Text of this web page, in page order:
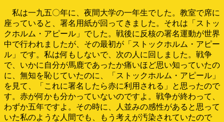
私は一九五〇年に、夜間大学の一年生でした。教室で席に
座っていると、署名用紙が回ってきました。それは「ストッ
クホルム・アピール」でした。戦後に反核の署名運動が世界
中で行われましたが、その最初が「ストックホルム・アピー
ル」です。私は何もしないで、次の人に回しました。戦争
で、いかに自分が馬鹿であったか痛いほど思い知っていたの
に、無知を恥じていたのに、「ストックホルム・アピール」
を見て、「これに署名したら赤に利用される」と思ったので
す。赤が何かも分かっていないのですよ。戦争が終わって、
わずか五年ですよ。その時に、人並みの感性があると思って
いた私のような人間でも、もう考えが汚染されていたので